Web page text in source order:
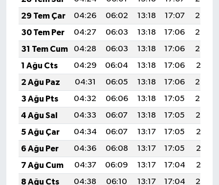
29 Tem Çar
04:26 06:02 13:18 17:07
20:24
30 Tem Per
04:27 06:03 13:18 17:06
20:23
31 Tem Cum
04:28 06:03 13:18 17:06
20:22
1 Ağu Cts
04:29 06:04 13:18 17:06
20:21
2 Ağu Paz
04:31 06:05 13:18 17:06
20:20
3 Ağu Pts
04:32 06:06 13:18 17:05
20:20
4 Ağu Sal
04:33 06:07 13:18 17:05
20:19
5 Ağu Çar
04:34 06:07 13:17 17:05
20:18
6 Ağu Per
04:36 06:08 13:17 17:05
20:16
7 Ağu Cum
04:37 06:09 13:17 17:04
20:15
8 Ağu Cts
04:38 06:10 13:17 17:04
20:14